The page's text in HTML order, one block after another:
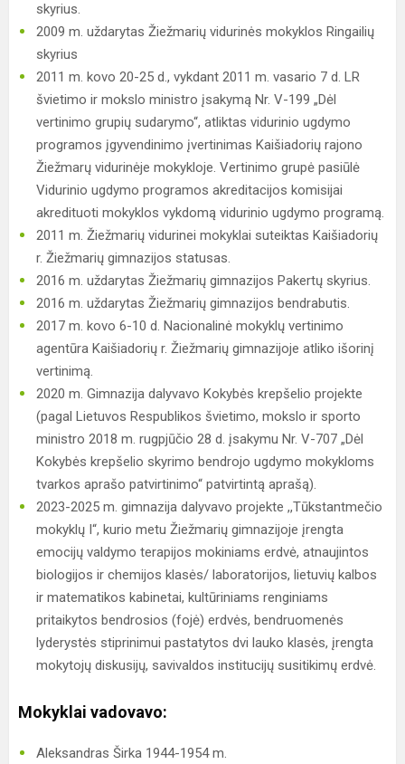
skyrius.
2009 m. uždarytas Žiežmarių vidurinės mokyklos Ringailių
skyrius
2011 m. kovo 20-25 d., vykdant 2011 m. vasario 7 d. LR
švietimo ir mokslo ministro įsakymą Nr. V-199 „Dėl
vertinimo grupių sudarymo“, atliktas vidurinio ugdymo
programos įgyvendinimo įvertinimas Kaišiadorių rajono
Žiežmarų vidurinėje mokykloje. Vertinimo grupė pasiūlė
Vidurinio ugdymo programos akreditacijos komisijai
akredituoti mokyklos vykdomą vidurinio ugdymo programą.
2011 m. Žiežmarių vidurinei mokyklai suteiktas Kaišiadorių
r. Žiežmarių gimnazijos statusas.
2016 m. uždarytas Žiežmarių gimnazijos Pakertų skyrius.
2016 m. uždarytas Žiežmarių gimnazijos bendrabutis.
2017 m. kovo 6-10 d. Nacionalinė mokyklų vertinimo
agentūra Kaišiadorių r. Žiežmarių gimnazijoje atliko išorinį
vertinimą.
2020 m. Gimnazija dalyvavo Kokybės krepšelio projekte
(pagal Lietuvos Respublikos švietimo, mokslo ir sporto
ministro 2018 m. rugpjūčio 28 d. įsakymu Nr. V-707 „Dėl
Kokybės krepšelio skyrimo bendrojo ugdymo mokykloms
tvarkos aprašo patvirtinimo“ patvirtintą aprašą).
2023-2025 m. gimnazija dalyvavo projekte ,,Tūkstantmečio
mokyklų I“, kurio metu Žiežmarių gimnazijoje įrengta
emocijų valdymo terapijos mokiniams erdvė, atnaujintos
biologijos ir chemijos klasės/ laboratorijos, lietuvių kalbos
ir matematikos kabinetai, kultūriniams renginiams
pritaikytos bendrosios (fojė) erdvės, bendruomenės
lyderystės stiprinimui pastatytos dvi lauko klasės, įrengta
mokytojų diskusijų, savivaldos institucijų susitikimų erdvė.
Mokyklai vadovavo:
Aleksandras Širka 1944-1954 m.